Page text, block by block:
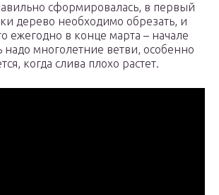
сформировалась, в первый
дерево необходимо обрезать, и
ежегодно в конце марта – начале
надо многолетние ветви, особенно
когда слива плохо растет.